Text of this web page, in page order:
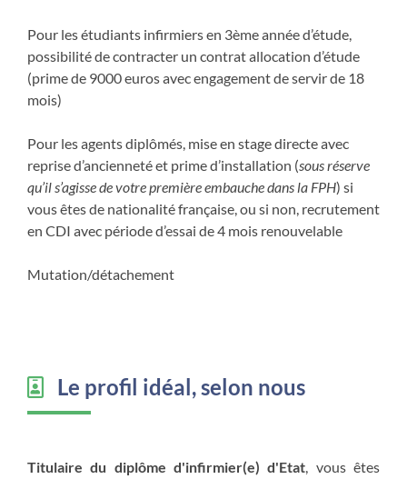
Pour les étudiants infirmiers en 3ème année d’étude,
possibilité de contracter un contrat allocation d’étude
(prime de 9000 euros avec engagement de servir de 18
mois)
Pour les agents diplômés, mise en stage directe avec
reprise d’ancienneté et prime d’installation (sous réserve
qu’il s’agisse de votre première embauche dans la FPH) si
vous êtes de nationalité française, ou si non, recrutement
en CDI avec période d’essai de 4 mois renouvelable
Mutation/détachement
Le profil idéal, selon nous
Titulaire du diplôme d'infirmier(e) d'Etat, vous êtes